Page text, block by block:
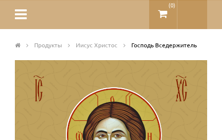
(0)
Продукты Иисус Христос Господь Вседержитель